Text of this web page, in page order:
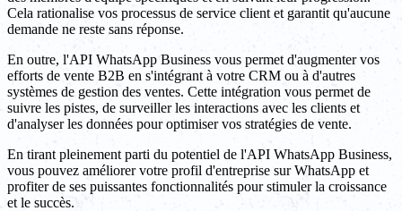
Cela rationalise vos processus de service client et garantit qu'aucune
demande ne reste sans réponse.
En outre, l'API WhatsApp Business vous permet d'augmenter vos
efforts de vente B2B en s'intégrant à votre CRM ou à d'autres
systèmes de gestion des ventes. Cette intégration vous permet de
suivre les pistes, de surveiller les interactions avec les clients et
d'analyser les données pour optimiser vos stratégies de vente.
En tirant pleinement parti du potentiel de l'API WhatsApp Business,
vous pouvez améliorer votre profil d'entreprise sur WhatsApp et
profiter de ses puissantes fonctionnalités pour stimuler la croissance
et le succès.